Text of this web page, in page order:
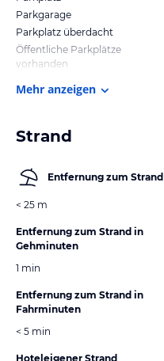
Parkgarage
Parkplatz überdacht
Öffentliche Parkplätze
vorhanden
Mehr anzeigen
Strand
Entfernung zum Strand
< 25 m
Entfernung zum Strand in
Gehminuten
1 min
Entfernung zum Strand in
Fahrminuten
< 5 min
Hoteleigener Strand